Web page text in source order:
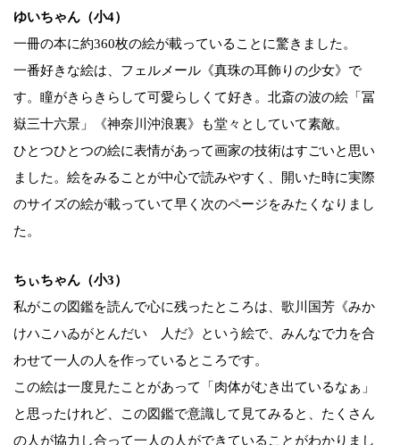
ゆいちゃん（小4）
一冊の本に約360枚の絵が載っていることに驚きました。
一番好きな絵は、フェルメール《真珠の耳飾りの少女》で
す。瞳がきらきらして可愛らしくて好き。北斎の波の絵「冨
嶽三十六景」《神奈川沖浪裏》も堂々としていて素敵。
ひとつひとつの絵に表情があって画家の技術はすごいと思い
ました。絵をみることが中心で読みやすく、開いた時に実際
のサイズの絵が載っていて早く次のページをみたくなりまし
た。
ちぃちゃん（小3）
私がこの図鑑を読んで心に残ったところは、歌川国芳《みか
けハこハゐがとんだいゝ人だ》という絵で、みんなで力を合
わせて一人の人を作っているところです。
この絵は一度見たことがあって「肉体がむき出ているなぁ」
と思ったけれど、この図鑑で意識して見てみると、たくさん
の人が協力し合って一人の人ができていることがわかりまし